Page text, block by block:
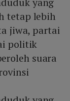
tetap lebih
jiwa, partai
politik
suara